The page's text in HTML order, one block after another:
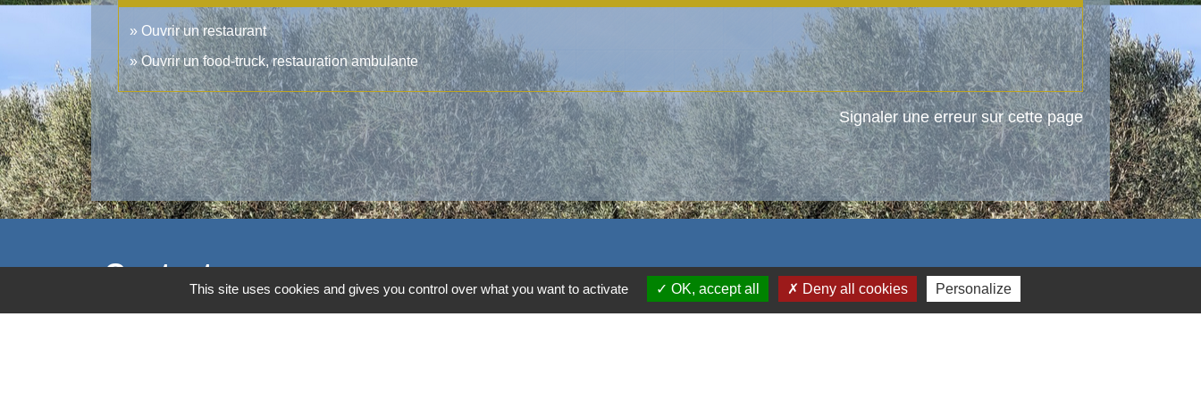
Ouvrir un restaurant
Ouvrir un food-truck, restauration ambulante
Signaler une erreur sur cette page
ContactsThis site uses cookies and gives you control over what you want to activate OK, accept all Deny all cookies Personalize